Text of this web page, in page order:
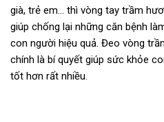
già, trẻ em… thì vòng tay trầm
giúp chống lại những căn bệnh
con người hiệu quả. Đeo vòng
chính là bí quyết giúp sức khỏe
tốt hơn rất nhiều.